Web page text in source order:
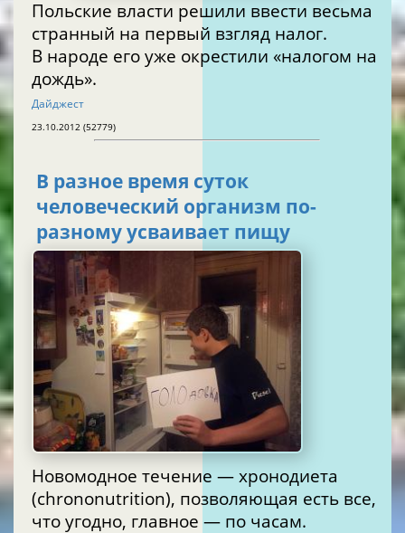
Польские власти решили ввести весьма
странный на первый взгляд налог.
В народе его уже окрестили «налогом на
дождь».
Дайджест
23.10.2012 (52779)
В разное время суток
человеческий организм по-
разному усваивает пищу
Новомодное течение — хронодиета
(chrononutrition), позволяющая есть все,
что угодно, главное — по часам.